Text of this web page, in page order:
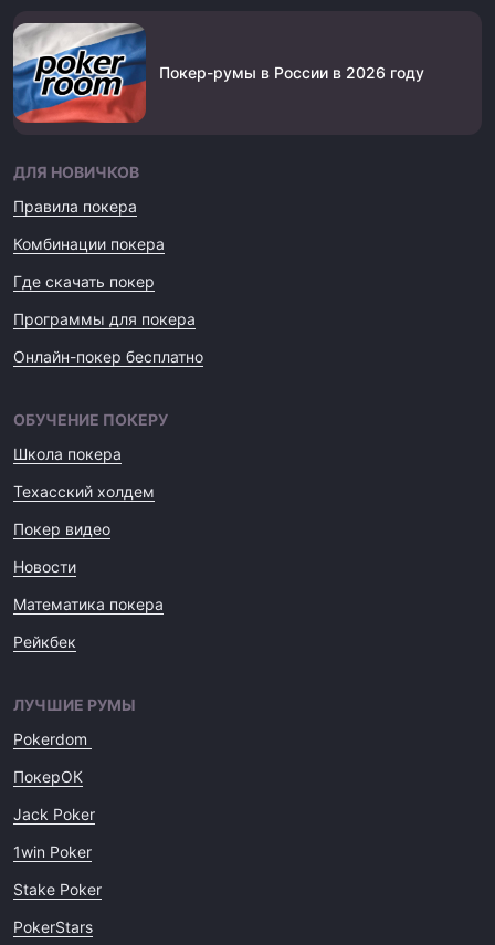
Покер-румы в России в 2026 году
ДЛЯ НОВИЧКОВ
Правила покера
Комбинации покера
Где скачать покер
Программы для покера
Онлайн-покер бесплатно
ОБУЧЕНИЕ ПОКЕРУ
Школа покера
Техасский холдем
Покер видео
Новости
Математика покера
Рейкбек
ЛУЧШИЕ РУМЫ
Pokerdom
ПокерОК
Jack Poker
1win Poker
Stake Poker
PokerStars